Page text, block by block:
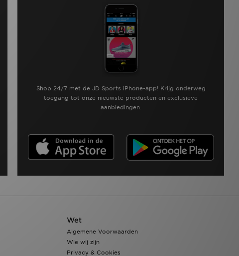
Shop 24/7 met de JD Sports iPhone-app! Krijg onderweg
toegang tot onze nieuwste producten en exclusieve
aanbiedingen.
Wet
Algemene Voorwaarden
Wie wij zijn
Privacy & Cookies